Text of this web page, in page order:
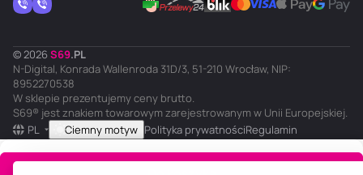
© 2026 S69.PL
N-Digital, Konrada Wallenroda 31D/3, 51-210 Wrocław, NIP:
8952270538
W sklepie prezentujemy ceny brutto.
S69® jest znakiem towarowym zarejestrowanym w Unii Europejskiej.
PL
Ciemny motyw Polityka prywatnościRegulamin